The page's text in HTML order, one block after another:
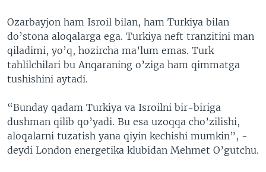
Ozarbayjon ham Isroil bilan, ham Turkiya bilan
do’stona aloqalarga ega. Turkiya neft tranzitini man
qiladimi, yo’q, hozircha ma’lum emas. Turk
tahlilchilari bu Anqaraning o’ziga ham qimmatga
tushishini aytadi.
“Bunday qadam Turkiya va Isroilni bir-biriga
dushman qilib qo’yadi. Bu esa uzoqqa cho’zilishi,
aloqalarni tuzatish yana qiyin kechishi mumkin”, -
deydi London energetika klubidan Mehmet O’gutchu.